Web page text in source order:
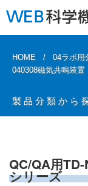
HOME 04ラボ用
040308磁気共鳴装置
製品分類から
QC/QA用
シリーズ